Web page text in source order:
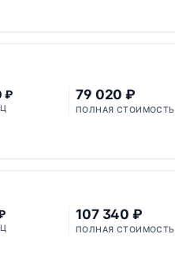
₽ 79 020 ₽
ПОЛНАЯ СТОИМОСТЬ
107 340 ₽
ПОЛНАЯ СТОИМОСТЬ